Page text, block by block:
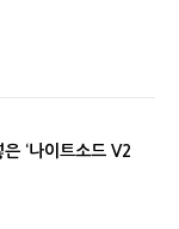
‘나이트소드 V2